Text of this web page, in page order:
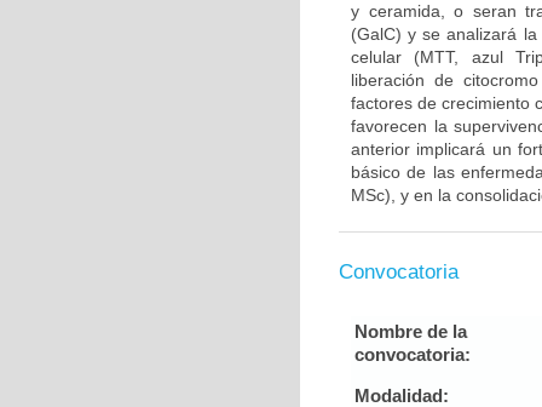
y ceramida, o seran
(GalC) y se analizará
celular (MTT, azul
liberación de
factores de crecimiento
favorecen la
anterior implicará un
básico de las
MSc), y en la
Convocatoria
Nombre de la
convocatoria:
Modalidad: